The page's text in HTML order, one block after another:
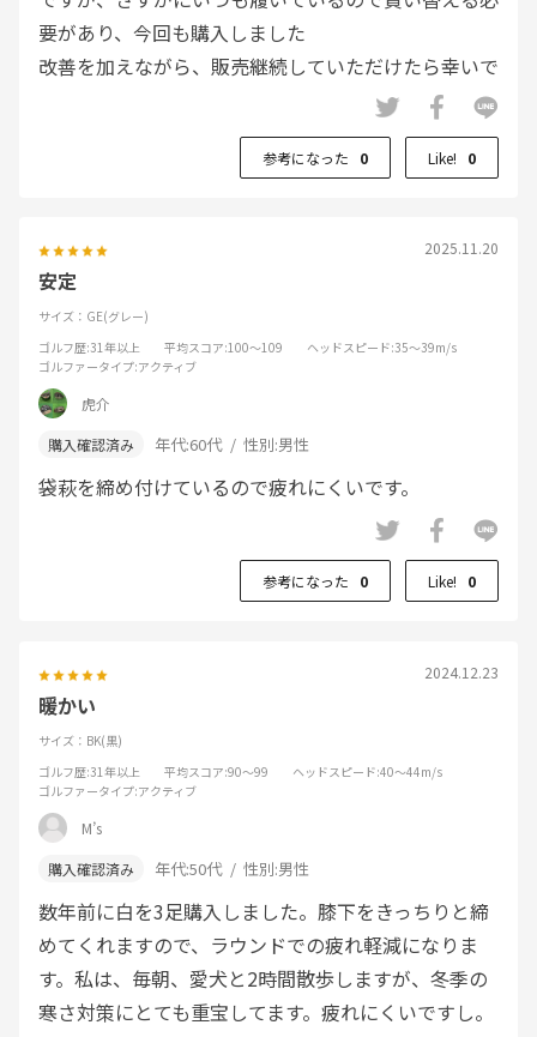
要があり、今回も購入しました
改善を加えながら、販売継続していただけたら幸いで
参考になった 0 Like! 0
2025.11.20
安定
サイズ：GE(グレー)
ゴルフ歴:31年以上 平均スコア:100～109 ヘッドスピード:35～39m/s
ゴルファータイプ:アクティブ
虎介
年代:60代 性別:男性
袋萩を締め付けているので疲れにくいです。
参考になった 0 Like! 0
2024.12.23
暖かい
サイズ：BK(黒)
ゴルフ歴:31年以上 平均スコア:90～99 ヘッドスピード:40～44m/s
ゴルファータイプ:アクティブ
M’s
年代:50代 性別:男性
数年前に白を3足購入しました。膝下をきっちりと締
めてくれますので、ラウンドでの疲れ軽減になりま
す。私は、毎朝、愛犬と2時間散歩しますが、冬季の
寒さ対策にとても重宝してます。疲れにくいですし。